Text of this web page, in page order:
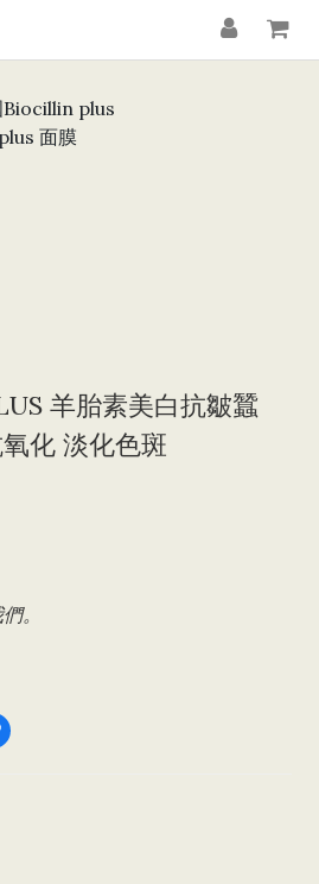
Biocillin plus
面膜
羊胎素美白抗皺蠶
化 淡化色斑
。